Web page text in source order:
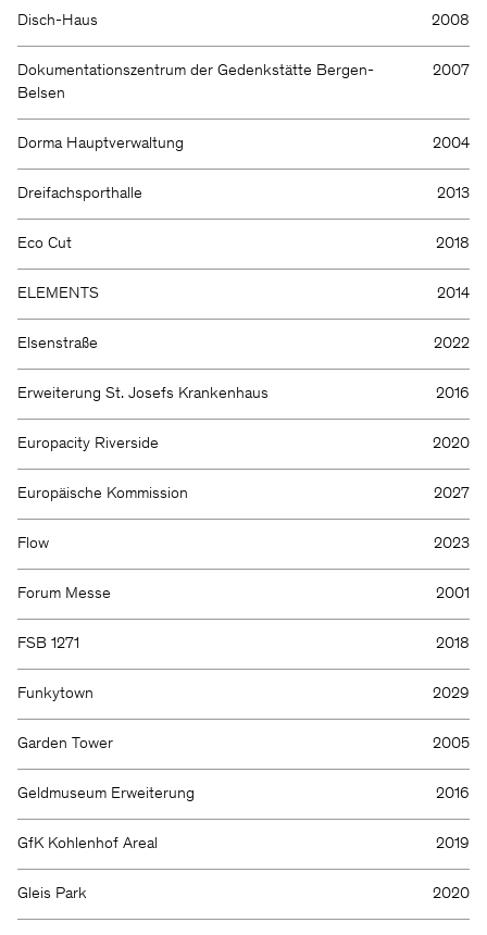
Disch-Haus 2008
Dokumentationszentrum der Gedenkstätte Bergen-
Belsen
2007
Dorma Hauptverwaltung 2004
Dreifachsporthalle 2013
Eco Cut 2018
ELEMENTS 2014
Elsenstraße 2022
Erweiterung St. Josefs Krankenhaus 2016
Europacity Riverside 2020
Europäische Kommission 2027
Flow 2023
Forum Messe 2001
FSB 1271 2018
Funkytown 2029
Garden Tower 2005
Geldmuseum Erweiterung 2016
GfK Kohlenhof Areal 2019
Gleis Park 2020